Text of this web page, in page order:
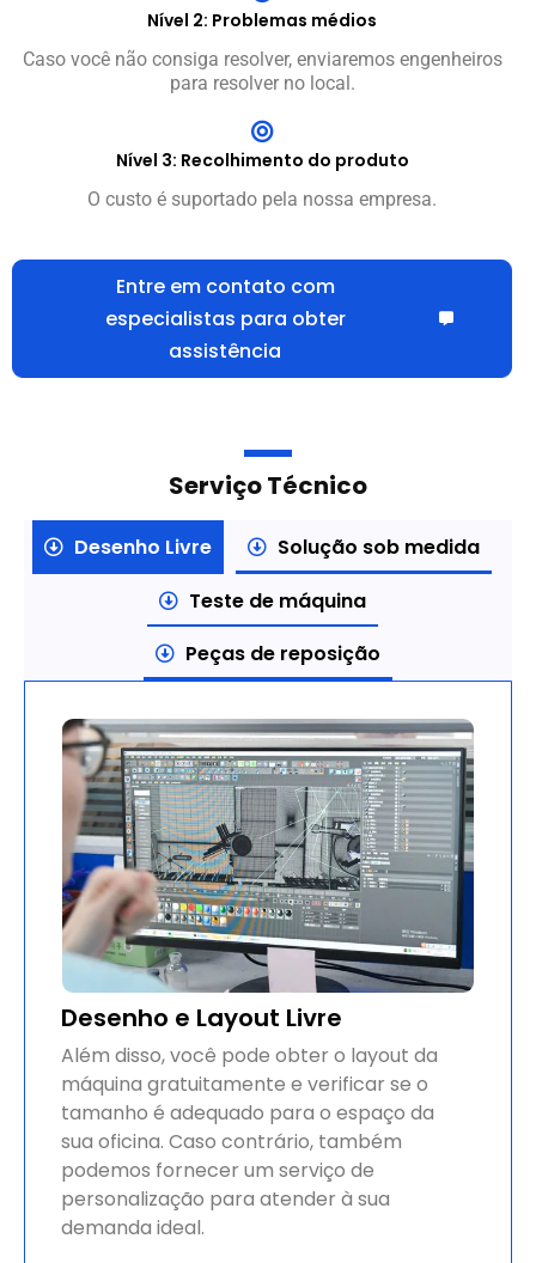
Nível 2: Problemas médios
Caso você não consiga resolver, enviaremos engenheiros
para resolver no local.
Nível 3: Recolhimento do produto
O custo é suportado pela nossa empresa.
Entre em contato com
especialistas para obter
assistência
Serviço Técnico
Desenho Livre
Solução sob medida
Teste de máquina
Peças de reposição
Desenho e Layout Livre
Além disso, você pode obter o layout da
máquina gratuitamente e verificar se o
tamanho é adequado para o espaço da
sua oficina. Caso contrário, também
podemos fornecer um serviço de
personalização para atender à sua
demanda ideal.